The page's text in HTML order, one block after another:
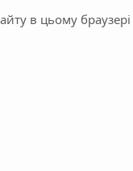
в цьому браузері